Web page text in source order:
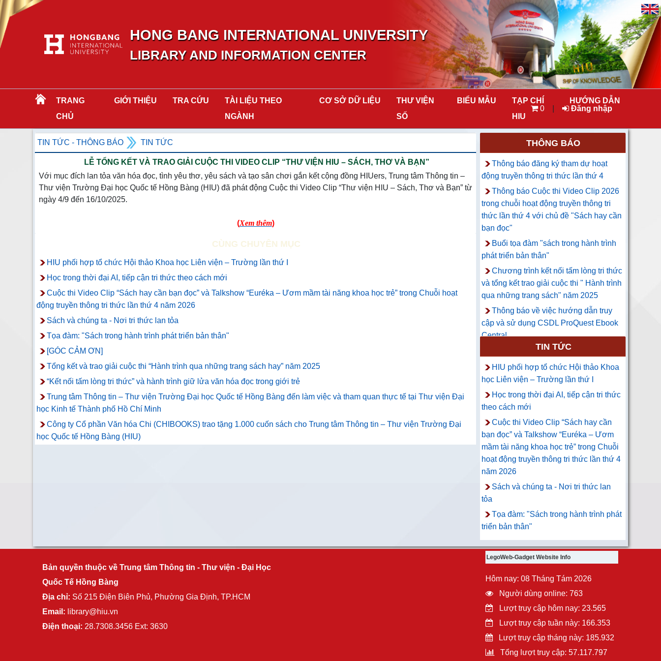
HONG BANG INTERNATIONAL UNIVERSITY
LIBRARY AND INFORMATION CENTER
TRANG
CHỦ
GIỚI THIỆU TRA CỨU
TÀI LIỆU THEO
NGÀNH
CƠ SỞ DỮ LIỆU
THƯ VIỆN
SỐ
BIỂU MẪU
TẠP CHÍ
HIU
HƯỚNG DẪN
0
Đăng nhập
TIN TỨC - THÔNG BÁO TIN TỨC
LỄ TỔNG KẾT VÀ TRAO GIẢI CUỘC THI VIDEO CLIP “THƯ VIỆN HIU – SÁCH, THƠ VÀ BẠN”
Với mục đích lan tỏa văn hóa đọc, tình yêu thơ, yêu sách và tạo sân chơi gắn kết cộng đồng HIUers, Trung tâm Thông tin –
Thư viện Trường Đại học Quốc tế Hồng Bàng (HIU) đã phát động Cuộc thi Video Clip “Thư viện HIU – Sách, Thơ và Bạn” từ
ngày 4/9 đến 16/10/2025.
(Xem thêm)
CÙNG CHUYÊN MỤC
HIU phối hợp tổ chức Hội thảo Khoa học Liên viện – Trường lần thứ I
Học trong thời đại AI, tiếp cận tri thức theo cách mới
Cuộc thi Video Clip “Sách hay cần bạn đọc” và Talkshow “Euréka – Ươm mầm tài năng khoa học trẻ” trong Chuỗi hoạt
động truyền thông tri thức lần thứ 4 năm 2026
Sách và chúng ta - Nơi tri thức lan tỏa
Tọa đàm: "Sách trong hành trình phát triển bản thân"
[GÓC CẢM ƠN]
Tổng kết và trao giải cuộc thi “Hành trình qua những trang sách hay” năm 2025
“Kết nối tấm lòng tri thức” và hành trình giữ lửa văn hóa đọc trong giới trẻ
Trung tâm Thông tin – Thư viện Trường Đại học Quốc tế Hồng Bàng đến làm việc và tham quan thực tế tại Thư viện Đại
học Kinh tế Thành phố Hồ Chí Minh
Công ty Cổ phần Văn hóa Chi (CHIBOOKS) trao tặng 1.000 cuốn sách cho Trung tâm Thông tin – Thư viện Trường Đại
học Quốc tế Hồng Bàng (HIU)
THÔNG BÁO
Thông báo đăng ký tham dự hoạt
động truyền thông tri thức lần thứ 4
Thông báo Cuộc thi Video Clip 2026
trong chuỗi hoạt động truyền thông tri
thức lần thứ 4 với chủ đề "Sách hay cần
bạn đọc"
Buổi tọa đàm "sách trong hành trình
phát triển bản thân"
Chương trình kết nối tấm lòng tri thức
và tổng kết trao giải cuộc thi " Hành trình
qua những trang sách" năm 2025
Thông báo về việc hướng dẫn truy
cập và sử dụng CSDL ProQuest Ebook
Central
TIN TỨC
HIU phối hợp tổ chức Hội thảo Khoa
học Liên viện – Trường lần thứ I
Học trong thời đại AI, tiếp cận tri thức
theo cách mới
Cuộc thi Video Clip “Sách hay cần
bạn đọc” và Talkshow “Euréka – Ươm
mầm tài năng khoa học trẻ” trong Chuỗi
hoạt động truyền thông tri thức lần thứ 4
năm 2026
Sách và chúng ta - Nơi tri thức lan
tỏa
Tọa đàm: "Sách trong hành trình phát
triển bản thân"
Bản quyền thuộc về Trung tâm Thông tin - Thư viện - Đại Học
Quốc Tế Hồng Bàng
Địa chỉ: Số 215 Điện Biên Phủ, Phường Gia Định, TP.HCM
Email: library@hiu.vn
Điện thoại: 28.7308.3456 Ext: 3630
LegoWeb-Gadget Website Info
Hôm nay: 08 Tháng Tám 2026
Người dùng online: 763
Lượt truy cập hôm nay: 23.565
Lượt truy cập tuần này: 166.353
Lượt truy cập tháng này: 185.932
Tổng lượt truy cập: 57.117.797